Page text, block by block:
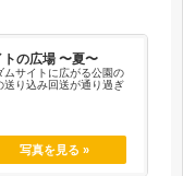
の広場 〜夏〜
ムサイトに広がる公園の
送り込み回送が通り過ぎ